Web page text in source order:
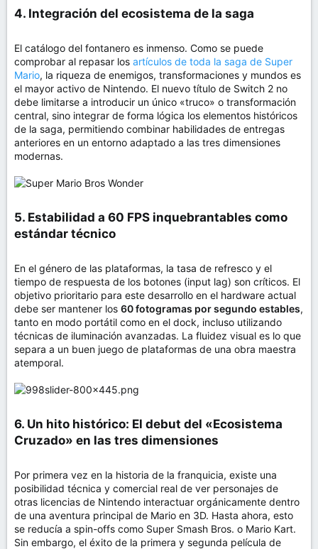
4. Integración del ecosistema de la saga​
El catálogo del fontanero es inmenso. Como se puede
comprobar al repasar los artículos de toda la saga de Super
Mario, la riqueza de enemigos, transformaciones y mundos es
el mayor activo de Nintendo. El nuevo título de Switch 2 no
debe limitarse a introducir un único «truco» o transformación
central, sino integrar de forma lógica los elementos históricos
de la saga, permitiendo combinar habilidades de entregas
anteriores en un entorno adaptado a las tres dimensiones
modernas.
5. Estabilidad a 60 FPS inquebrantables como
estándar técnico​
En el género de las plataformas, la tasa de refresco y el
tiempo de respuesta de los botones (input lag) son críticos. El
objetivo prioritario para este desarrollo en el hardware actual
debe ser mantener los 60 fotogramas por segundo estables,
tanto en modo portátil como en el dock, incluso utilizando
técnicas de iluminación avanzadas. La fluidez visual es lo que
separa a un buen juego de plataformas de una obra maestra
atemporal.
6. Un hito histórico: El debut del «Ecosistema
Cruzado» en las tres dimensiones​
Por primera vez en la historia de la franquicia, existe una
posibilidad técnica y comercial real de ver personajes de
otras licencias de Nintendo interactuar orgánicamente dentro
de una aventura principal de Mario en 3D. Hasta ahora, esto
se reducía a spin-offs como Super Smash Bros. o Mario Kart.
Sin embargo, el éxito de la primera y segunda película de